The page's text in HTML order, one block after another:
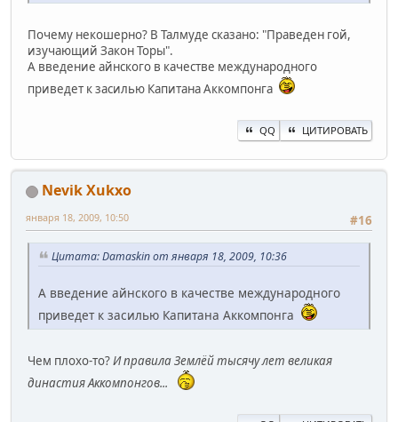
Почему некошерно? В Талмуде сказано: "Праведен гой,
изучающий Закон Торы".
А введение айнского в качестве международного
приведет к засилью Капитана Аккомпонга
QQ ЦИТИРОВАТЬ
Nevik Xukxo
#16
января 18, 2009, 10:50
Цитата: Damaskin от января 18, 2009, 10:36
А введение айнского в качестве международного
приведет к засилью Капитана Аккомпонга
Чем плохо-то?И правила Землёй тысячу лет великая
династия Аккомпонгов...